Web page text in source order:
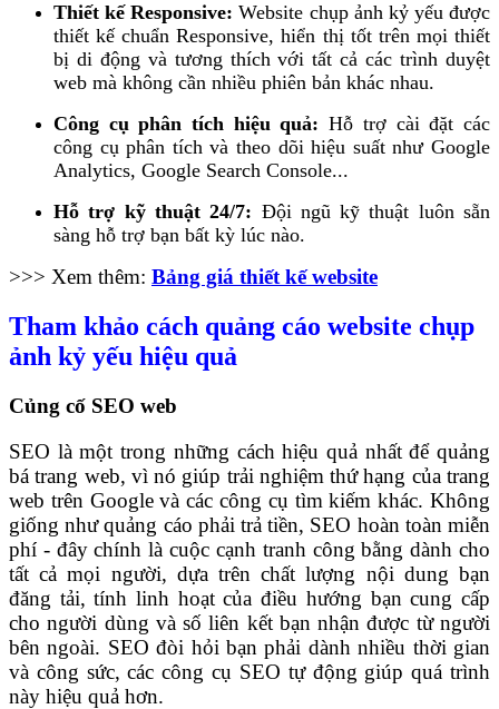
Thiết kế Responsive: Website chụp ảnh kỷ yếu được
thiết kế chuẩn Responsive, hiển thị tốt trên mọi thiết
bị di động và tương thích với tất cả các trình duyệt
web mà không cần nhiều phiên bản khác nhau.
Công cụ phân tích hiệu quả: Hỗ trợ cài đặt các
công cụ phân tích và theo dõi hiệu suất như Google
Analytics, Google Search Console...
Hỗ trợ kỹ thuật 24/7: Đội ngũ kỹ thuật luôn sẵn
sàng hỗ trợ bạn bất kỳ lúc nào.
>>> Xem thêm: Bảng giá thiết kế website
Tham khảo cách quảng cáo website chụp
ảnh kỷ yếu hiệu quả
Củng cố SEO web
SEO là một trong những cách hiệu quả nhất để quảng
bá trang web, vì nó giúp trải nghiệm thứ hạng của trang
web trên Google và các công cụ tìm kiếm khác. Không
giống như quảng cáo phải trả tiền, SEO hoàn toàn miễn
phí - đây chính là cuộc cạnh tranh công bằng dành cho
tất cả mọi người, dựa trên chất lượng nội dung bạn
đăng tải, tính linh hoạt của điều hướng bạn cung cấp
cho người dùng và số liên kết bạn nhận được từ người
bên ngoài. SEO đòi hỏi bạn phải dành nhiều thời gian
và công sức, các công cụ SEO tự động giúp quá trình
này hiệu quả hơn.